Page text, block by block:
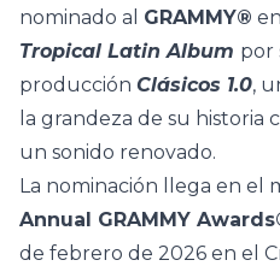
nominado al GRAMMY®
Tropical Latin Album por
producción Clásicos 1.0,
la grandeza de su
un sonido renovado.
La nominación llega en el
Annual GRAMMY
de febrero de 2026 en el